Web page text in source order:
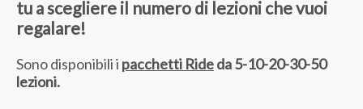
tu a scegliere il numero di lezioni che vuoi
regalare!
Sono disponibili i pacchetti Rideda 5-10-20-30-50
lezioni.